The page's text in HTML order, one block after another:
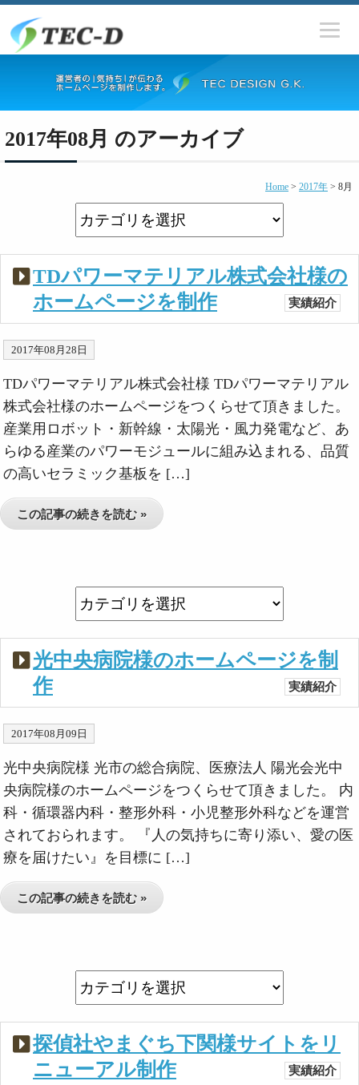
2017年08月 のアーカイブ
Home > 2017年 > 8月
TDパワーマテリアル株式会社様の
ホームページを制作
実績紹介
2017年08月28日
TDパワーマテリアル株式会社様 TDパワーマテリアル
株式会社様のホームページをつくらせて頂きました。
産業用ロボット・新幹線・太陽光・風力発電など、あ
らゆる産業のパワーモジュールに組み込まれる、品質
の高いセラミック基板を […]
この記事の続きを読む »
光中央病院様のホームページを制
作
実績紹介
2017年08月09日
光中央病院様 光市の総合病院、医療法人 陽光会光中
央病院様のホームページをつくらせて頂きました。 内
科・循環器内科・整形外科・小児整形外科などを運営
されておられます。 『人の気持ちに寄り添い、愛の医
療を届けたい』を目標に […]
この記事の続きを読む »
探偵社やまぐち下関様サイトをリ
ニューアル制作
実績紹介